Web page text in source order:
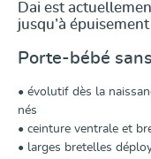
Dai est
jusqu’à
Porte-bébé
• évolutif dès la
nés
• ceinture ventrale et
• larges bretelles